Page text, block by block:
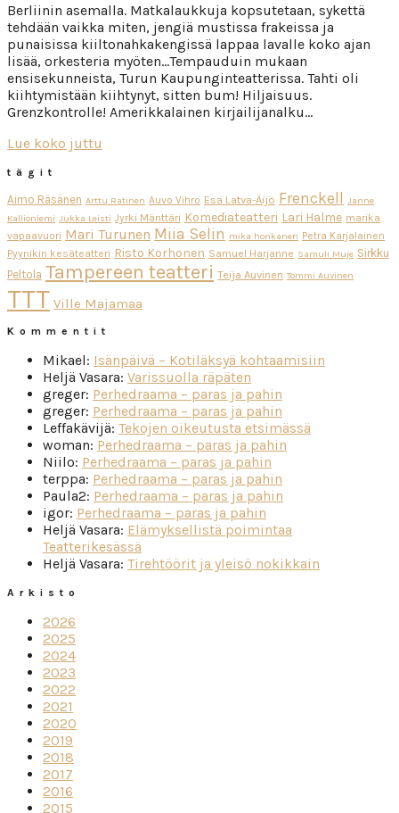
Berliinin asemalla. Matkalaukkuja kopsutetaan, sykettä
tehdään vaikka miten, jengiä mustissa frakeissa ja
punaisissa kiiltonahkakengissä lappaa lavalle koko ajan
lisää, orkesteria myöten…Tempauduin mukaan
ensisekunneista, Turun Kaupunginteatterissa. Tahti oli
kiihtymistään kiihtynyt, sitten bum! Hiljaisuus.
Grenzkontrolle! Amerikkalainen kirjailijanalku…
Lue koko juttu
tägit
Aimo Räsänen Arttu Ratinen Auvo Vihro Esa Latva-Äijö Frenckell Janne
Kallioniemi Jukka Leisti Jyrki Mänttäri Komediateatteri Lari Halme marika
vapaavuori Mari Turunen Miia Selin mika honkanen Petra Karjalainen
Pyynikin kesäteatteri Risto Korhonen Samuel Harjanne Samuli Muje Sirkku
Peltola Tampereen teatteri Teija Auvinen Tommi Auvinen
TTT Ville Majamaa
Kommentit
Mikael: Isänpäivä – Kotiläksyä kohtaamisiin
Heljä Vasara: Varissuolla räpäten
greger: Perhedraama – paras ja pahin
greger: Perhedraama – paras ja pahin
Leffakävijä: Tekojen oikeutusta etsimässä
woman: Perhedraama – paras ja pahin
Niilo: Perhedraama – paras ja pahin
terppa: Perhedraama – paras ja pahin
Paula2: Perhedraama – paras ja pahin
igor: Perhedraama – paras ja pahin
Heljä Vasara: Elämyksellistä poimintaa
Teatterikesässä
Heljä Vasara: Tirehtöörit ja yleisö nokikkain
Arkisto
2026
2025
2024
2023
2022
2021
2020
2019
2018
2017
2016
2015